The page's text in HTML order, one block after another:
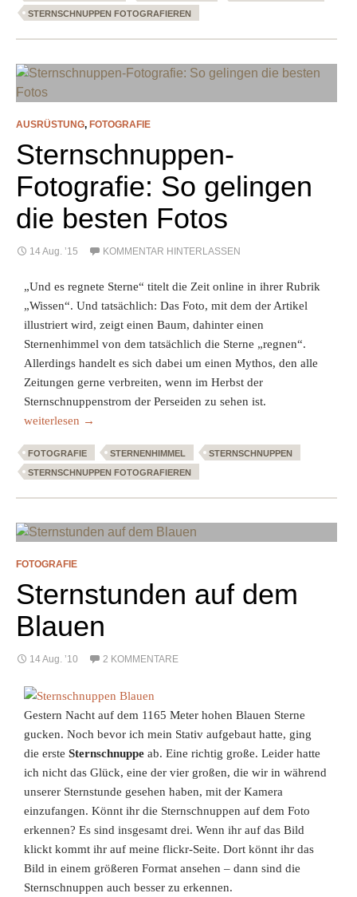
STERNSCHNUPPEN FOTOGRAFIEREN
AUSRÜSTUNG, FOTOGRAFIE
Sternschnuppen-
Fotografie: So gelingen
die besten Fotos
14 Aug. ’15 KOMMENTAR HINTERLASSEN
„Und es regnete Sterne“ titelt die Zeit online in ihrer Rubrik
„Wissen“. Und tatsächlich: Das Foto, mit dem der Artikel
illustriert wird, zeigt einen Baum, dahinter einen
Sternenhimmel von dem tatsächlich die Sterne „regnen“.
Allerdings handelt es sich dabei um einen Mythos, den alle
Zeitungen gerne verbreiten, wenn im Herbst der
Sternschnuppenstrom der Perseiden zu sehen ist.
Sternschnuppen-Fotografie: So gelingen die besten Fotos
weiterlesen →
FOTOGRAFIE STERNENHIMMEL
STERNSCHNUPPEN
STERNSCHNUPPEN FOTOGRAFIEREN
FOTOGRAFIE
Sternstunden auf dem
Blauen
14 Aug. ’10 2 KOMMENTARE
Gestern Nacht auf dem 1165 Meter hohen Blauen Sterne
gucken. Noch bevor ich mein Stativ aufgebaut hatte, ging
die ersteSternschnuppe ab. Eine richtig große. Leider hatte
ich nicht das Glück, eine der vier großen, die wir in während
unserer Sternstunde gesehen haben, mit der Kamera
einzufangen. Könnt ihr die Sternschnuppen auf dem Foto
erkennen? Es sind insgesamt drei. Wenn ihr auf das Bild
klickt kommt ihr auf meine flickr-Seite. Dort könnt ihr das
Bild in einem größeren Format ansehen – dann sind die
Sternschnuppen auch besser zu erkennen.